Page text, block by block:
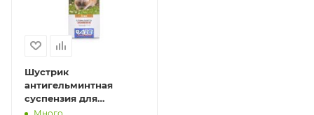
Шустрик
антигельминтная
суспензия для
грызунов 5мл.